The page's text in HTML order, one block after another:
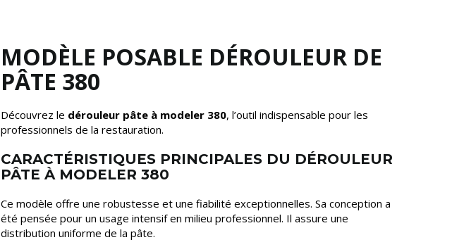
MODÈLE POSABLE DÉROULEUR DE
PÂTE 380
Découvrez le dérouleur pâte à modeler 380, l’outil indispensable pour les
professionnels de la restauration.
CARACTÉRISTIQUES PRINCIPALES DU DÉROULEUR
PÂTE À MODELER 380
Ce modèle offre une robustesse et une fiabilité exceptionnelles. Sa conception a
été pensée pour un usage intensif en milieu professionnel. Il assure une
distribution uniforme de la pâte.